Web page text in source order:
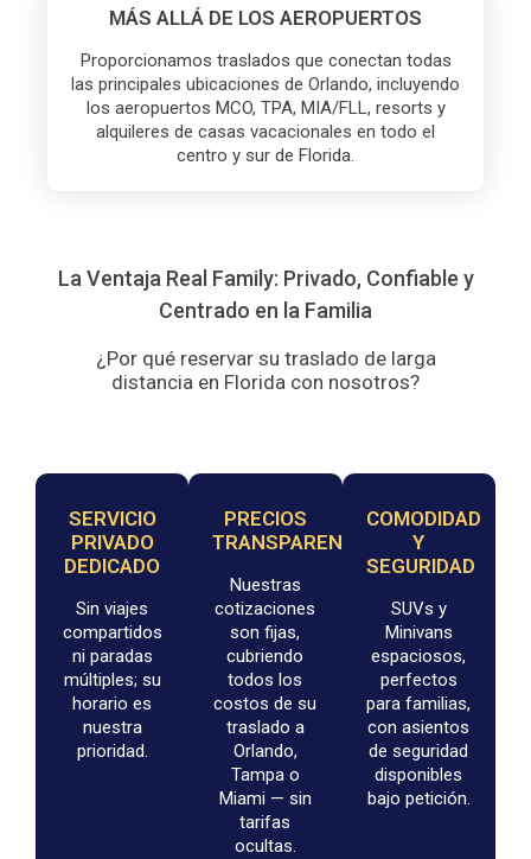
MÁS ALLÁ DE LOS AEROPUERTOS
Proporcionamos traslados que conectan todas
las principales ubicaciones de Orlando, incluyendo
los aeropuertos MCO, TPA, MIA/FLL, resorts y
alquileres de casas vacacionales en todo el
centro y sur de Florida.
La Ventaja Real Family: Privado, Confiable y
Centrado en la Familia
¿Por qué reservar su traslado de larga
distancia en Florida con nosotros?
SERVICIO
PRIVADO
DEDICADO
Sin viajes
compartidos
ni paradas
múltiples; su
horario es
nuestra
prioridad.
PRECIOS
TRANSPARENTES
Nuestras
cotizaciones
son fijas,
cubriendo
todos los
costos de su
traslado a
Orlando,
Tampa o
Miami — sin
tarifas
ocultas.
COMODIDAD
Y
SEGURIDAD
SUVs y
Minivans
espaciosos,
perfectos
para familias,
con asientos
de seguridad
disponibles
bajo petición.